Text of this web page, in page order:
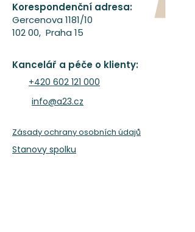
Korespondenční adresa:
Gercenova 1181/10
102 00, Praha 15
Kancelář a péče o klienty:
+420 602 121 000
info@a23.cz
Zásady ochrany osobních údajů
Stanovy spolku